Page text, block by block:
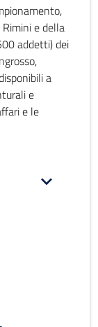
e della
addetti) dei
a
e
e le